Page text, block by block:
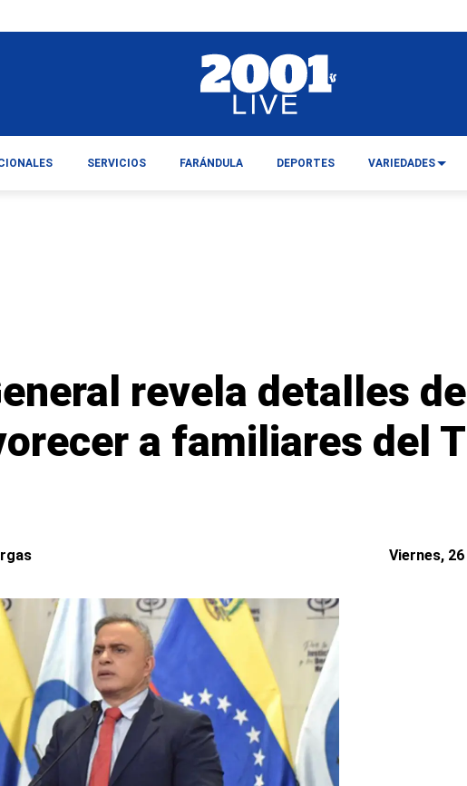
revela detalles
a familiares del
Viernes,
SERVICIOS FARÁNDULA DEPORTES VARIEDADES